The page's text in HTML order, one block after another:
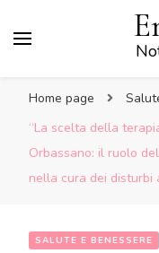
Home page
“La scelta della
Orbassano: il ruolo
nella cura dei disturbi
SALUTE E BENESSERE